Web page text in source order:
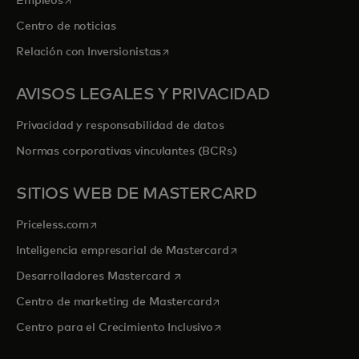
Centro de noticias
Relación con Inversionistasse abre en una pestaña nueva
AVISOS LEGALES Y PRIVACIDAD
Privacidad y responsabilidad de datos
Normas corporativas vinculantes (BCRs)
SITIOS WEB DE MASTERCARD
Priceless.com se abre en una pestaña nueva
Inteligencia empresarial de Mastercardse abre en una pestaña
Desarrolladores Mastercard se abre en una pestaña nueva
Centro de marketing de Mastercardse abre en una pestaña
Centro para el Crecimiento Inclusivose abre en una pestaña